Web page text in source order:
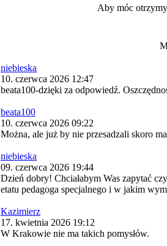
Aby móc
niebieska
10. czerwca 2026 12:47
beata100-dzięki za odpowiedź.
beata100
10. czerwca 2026 09:22
Można, ale już by nie przesadzali skoro
niebieska
09. czerwca 2026 19:44
Dzień dobry! Chciałabym Was zapytać
etatu pedagoga specjalnego i w jakim
Kazimierz
17. kwietnia 2026 19:12
W Krakowie nie ma takich pomysłów.